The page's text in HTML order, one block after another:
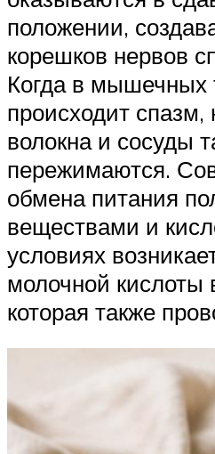
положении,
корешков нервов
Когда в мышечных
происходит
волокна и сосуды
пережимаются.
обмена питания
веществами и
условиях
молочной
которая также